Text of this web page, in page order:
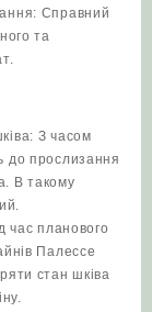
Справний
та
З часом
до прослизання
В такому
час планового
Палессе
стан шківа